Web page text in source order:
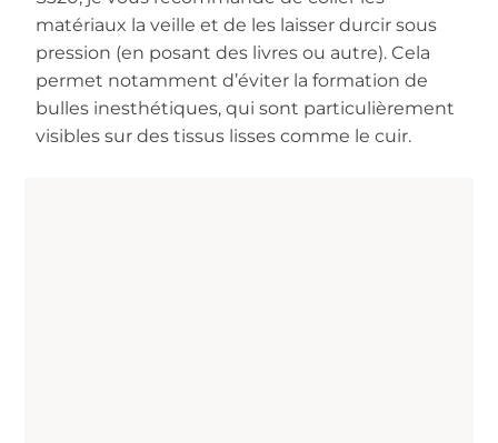
matériaux la veille et de les laisser durcir sous
pression (en posant des livres ou autre). Cela
permet notamment d’éviter la formation de
bulles inesthétiques, qui sont particulièrement
visibles sur des tissus lisses comme le cuir.